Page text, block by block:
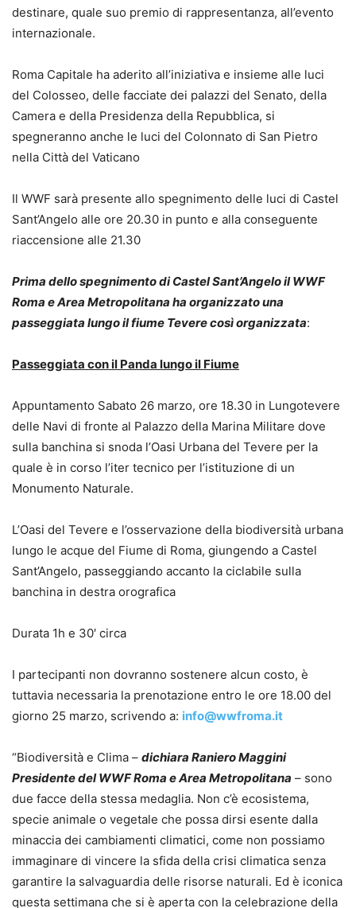
destinare, quale suo premio di rappresentanza, all’evento
internazionale.
Roma Capitale ha aderito all’iniziativa e insieme alle luci
del Colosseo, delle facciate dei palazzi del Senato, della
Camera e della Presidenza della Repubblica, si
spegneranno anche le luci del Colonnato di San Pietro
nella Città del Vaticano
Il WWF sarà presente allo spegnimento delle luci di Castel
Sant’Angelo alle ore 20.30 in punto e alla conseguente
riaccensione alle 21.30
Prima dello spegnimento di Castel Sant’Angelo il WWF
Roma e Area Metropolitana ha organizzato una
passeggiata lungo il fiume Tevere così organizzata:
Passeggiata con il Panda lungo il Fiume
Appuntamento Sabato 26 marzo, ore 18.30 in Lungotevere
delle Navi di fronte al Palazzo della Marina Militare dove
sulla banchina si snoda l’Oasi Urbana del Tevere per la
quale è in corso l’iter tecnico per l’istituzione di un
Monumento Naturale.
L’Oasi del Tevere e l’osservazione della biodiversità urbana
lungo le acque del Fiume di Roma, giungendo a Castel
Sant’Angelo, passeggiando accanto la ciclabile sulla
banchina in destra orografica
Durata 1h e 30′ circa
I partecipanti non dovranno sostenere alcun costo, è
tuttavia necessaria la prenotazione entro le ore 18.00 del
giorno 25 marzo, scrivendo a: info@wwfroma.it
“Biodiversità e Clima – dichiara Raniero Maggini
Presidente del WWF Roma e Area Metropolitana – sono
due facce della stessa medaglia. Non c’è ecosistema,
specie animale o vegetale che possa dirsi esente dalla
minaccia dei cambiamenti climatici, come non possiamo
immaginare di vincere la sfida della crisi climatica senza
garantire la salvaguardia delle risorse naturali. Ed è iconica
questa settimana che si è aperta con la celebrazione della